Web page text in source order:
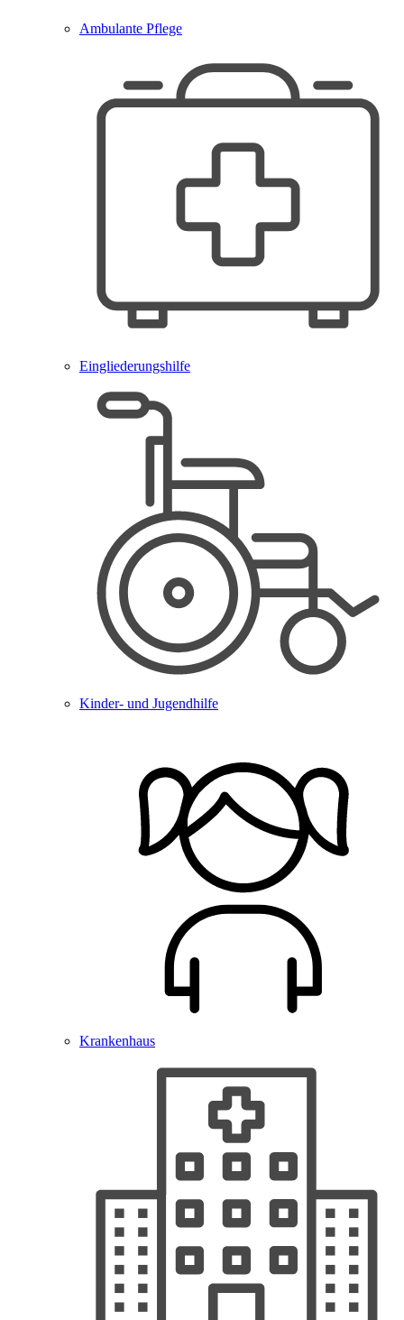
Ambulante Pflege
Eingliederungshilfe
Kinder- und Jugendhilfe
Krankenhaus